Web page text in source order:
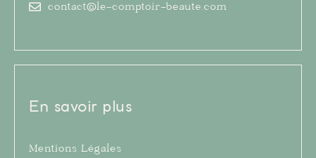
contact@le-comptoir-beaute.com
En savoir plus
Mentions Légales